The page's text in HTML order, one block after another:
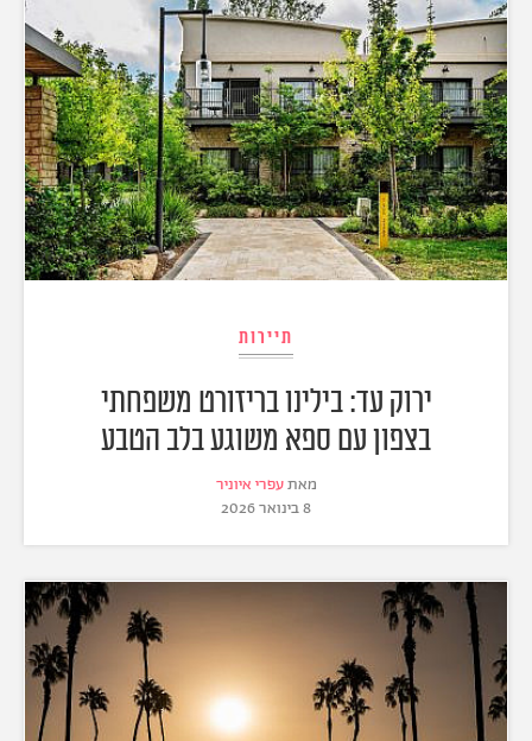
תיירות
ירוק עד: בילינו בריזורט משפחתי
בצפון עם ספא משוגע בלב הטבע
מאתעפרי איוניר
8 בינואר 2026